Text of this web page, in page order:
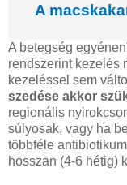
A
A betegség
rendszerint kezelés
kezeléssel sem
szedése akkor
regionális
súlyosak, vagy ha
többféle
hosszan (4-6 hétig)